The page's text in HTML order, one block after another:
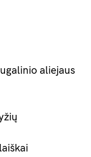
aliejaus